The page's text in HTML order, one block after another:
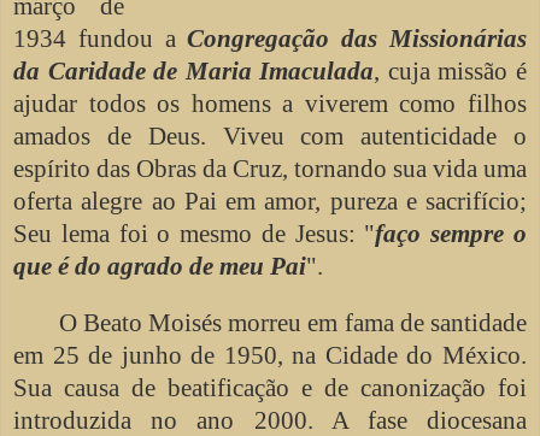
1934 fundou aCongregação das Missionárias
da Caridade de Maria Imaculada, cuja missão é
ajudar todos os homens a viverem como filhos
amados de Deus. Viveu com autenticidade o
espírito das Obras da Cruz, tornando sua vida uma
oferta alegre ao Pai em amor, pureza e sacrifício;
Seu lema foi o mesmo de Jesus: "faço sempre o
que é do agrado de meu Pai".
O Beato Moisés morreu em fama de santidade
em 25 de junho de 1950, na Cidade do México.
Sua causa de beatificação e de canonização foi
introduzida no ano 2000. A fase diocesana